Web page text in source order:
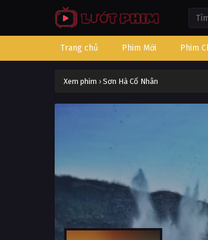
Trang chủ Phim Mới Phim
Xem phim › Sơn Hà Cố Nhân